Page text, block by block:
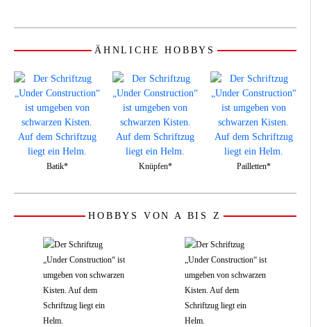
ÄHNLICHE HOBBYS
Batik* Knüpfen* Pailletten*
HOBBYS VON A BIS Z